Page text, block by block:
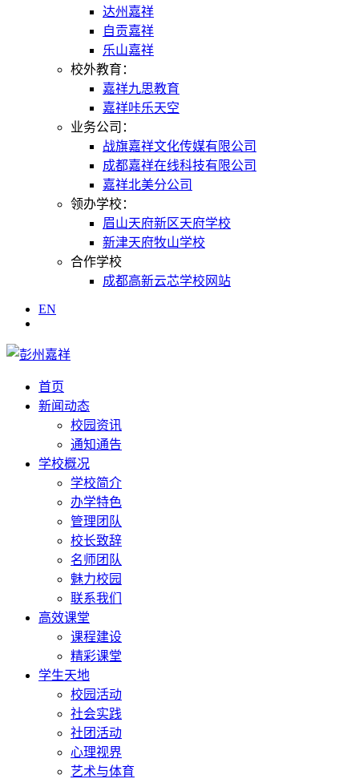
达州嘉祥
自贡嘉祥
乐山嘉祥
校外教育：
嘉祥九思教育
嘉祥咔乐天空
业务公司：
战旗嘉祥文化传媒有限公司
成都嘉祥在线科技有限公司
嘉祥北美分公司
领办学校：
眉山天府新区天府学校
新津天府牧山学校
合作学校
成都高新云芯学校网站
EN
首页
新闻动态
校园资讯
通知通告
学校概况
学校简介
办学特色
管理团队
校长致辞
名师团队
魅力校园
联系我们
高效课堂
课程建设
精彩课堂
学生天地
校园活动
社会实践
社团活动
心理视界
艺术与体育